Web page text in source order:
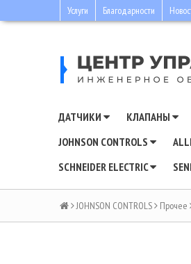
Услуги Благодарности
ДАТЧИКИ КЛАПАНЫ
JOHNSON CONTROLS
SCHNEIDER ELECTRIC
JOHNSON CONTROLS Прочее